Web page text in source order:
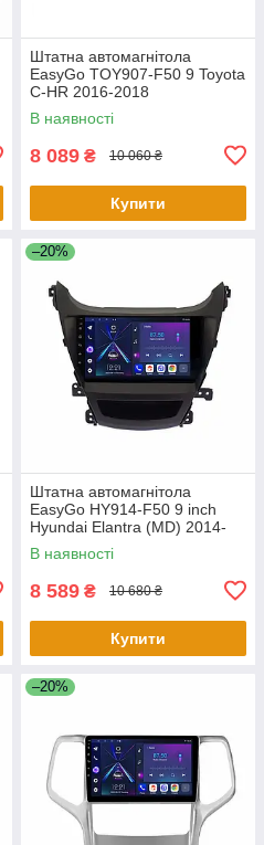
Штатна автомагнітола
EasyGo TOY907-F50 9 Toyota
C-HR 2016-2018
В наявності
8 089 ₴ 10 060 ₴
Купити
–20%
Штатна автомагнітола
EasyGo HY914-F50 9 inch
Hyundai Elantra (MD) 2014-
2016, Avante (MD) 2013-2015
В наявності
8 589 ₴ 10 680 ₴
Купити
–20%